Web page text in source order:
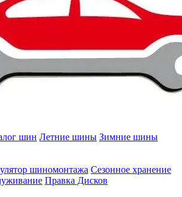
шин Летние шины Зимние шины
шиномонтажа Сезонное хранение
Правка Дисков